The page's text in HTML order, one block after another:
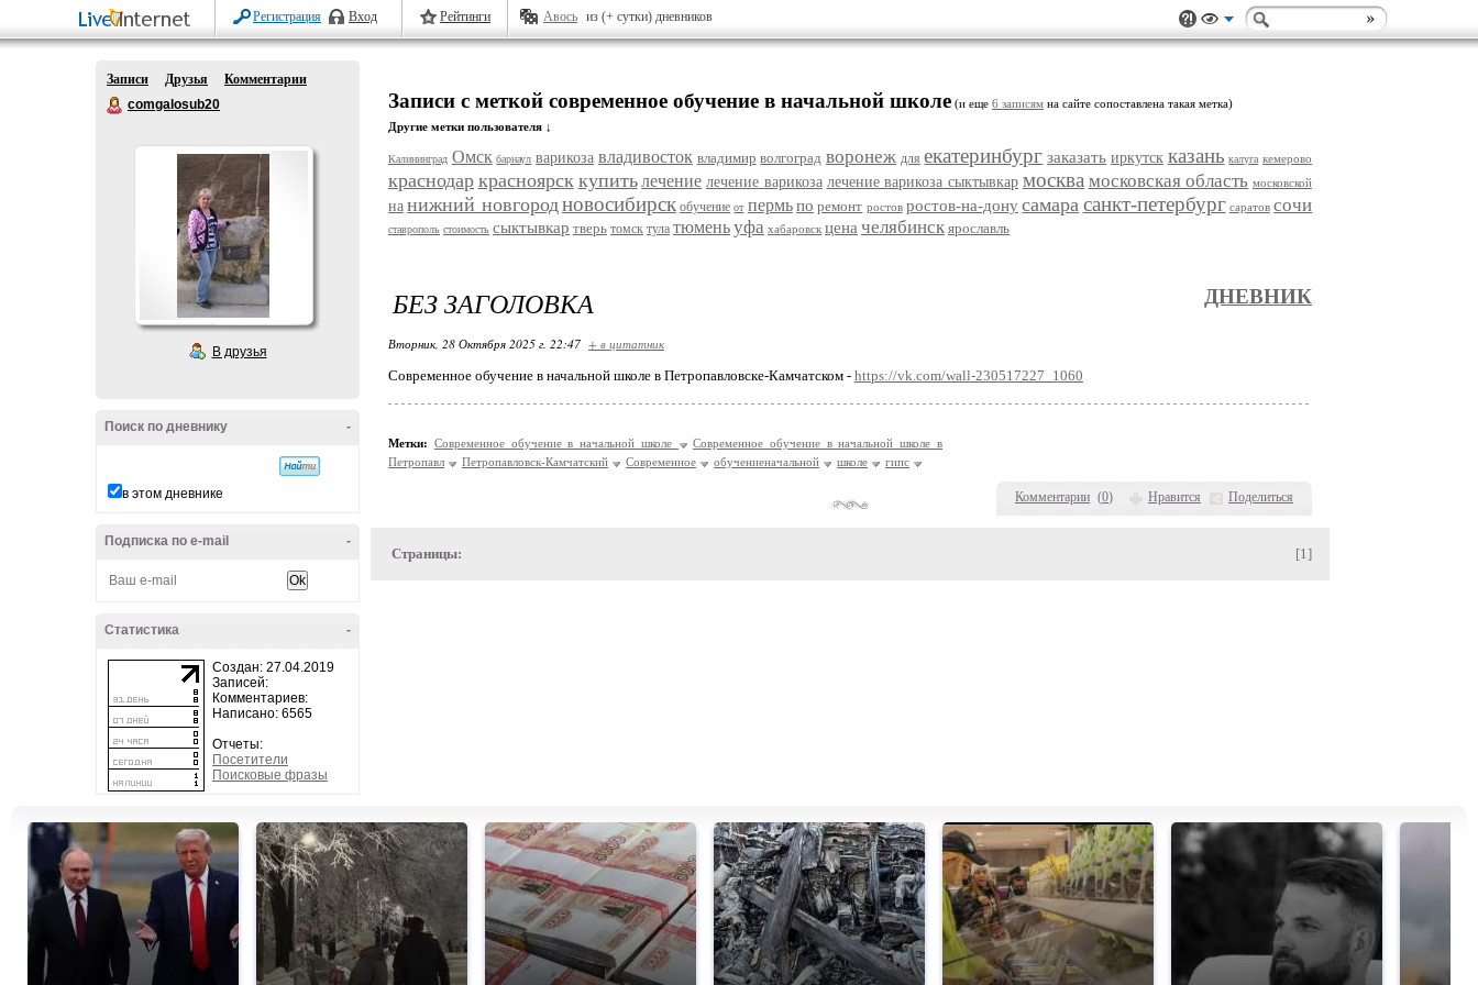
Регистрация Вход Рейтинги Авось из (+ сутки) дневников
Записи Друзья
Комментарии
comgalosub20
В друзья
-
Поиск по дневнику
в этом дневнике
-
Подписка по e-mail
-
Статистика
Создан: 27.04.2019
Записей:
Комментариев:
Написано: 6565
Отчеты:
Посетители
Поисковые фразы
Записи с меткой современное обучение в начальной школе (и еще 6 записям на сайте сопоставлена такая метка)
Другие метки пользователя ↓
Калининград Омск барнаул варикоза владивосток владимир волгоград воронеж для екатеринбург заказать иркутск казань калуга кемерово
краснодар красноярск купить лечение лечение варикоза лечение варикоза сыктывкар москва московская область московской
на нижний новгородновосибирск обучение от пермь по ремонт ростов ростов-на-дону самара санкт-петербург саратов сочи
ставрополь стоимость сыктывкар тверь томск тула тюменьуфа хабаровск цена челябинск ярославль
Комментарии (0) Нравится Поделиться
БЕЗ ЗАГОЛОВКА ДНЕВНИК
Вторник, 28 Октября 2025 г. 22:47 + в цитатник
Современное обучение в начальной школе в Петропавловске-Камчатском - https://vk.com/wall-230517227_1060
Метки: Современное обучение в начальной школе
Современное обучение в начальной школе в
Петропавл
Петропавловск-Камчатский Современное обучениеначальной школе гипс
Страницы: [1]